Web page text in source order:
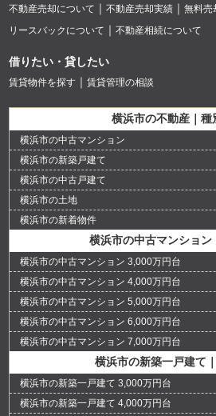
不動産売却について 不動産売却実績
無料売
リースバックについて
不動産相続について
借りたい・貸したい
賃貸物件を探す 賃貸管理の相談
横浜市の不動産｜種
横浜市の中古マンション
横浜市の新築戸建て
横浜市の中古戸建て
横浜市の土地
横浜市の新着物件
横浜市の中古マンション
横浜市の中古マンション 3,000万円台
横浜市の中古マンション 4,000万円台
横浜市の中古マンション 5,000万円台
横浜市の中古マンション 6,000万円台
横浜市の中古マンション 7,000万円台
横浜市の新築一戸建て
横浜市の新築一戸建て 3,000万円台
横浜市の新築一戸建て 4,000万円台